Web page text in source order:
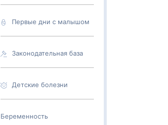
Первые дни с малышом
Законодательная база
Детские болезни
Беременность